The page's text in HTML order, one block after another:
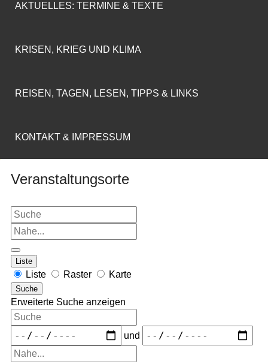
AKTUELLES: TERMINE & TEXTE
KRISEN, KRIEG UND KLIMA
REISEN, TAGEN, LESEN, TIPPS & LINKS
KONTAKT & IMPRESSUM
Veranstaltungsorte
Liste
Liste Raster Karte
Suche
Erweiterte Suche anzeigen
und